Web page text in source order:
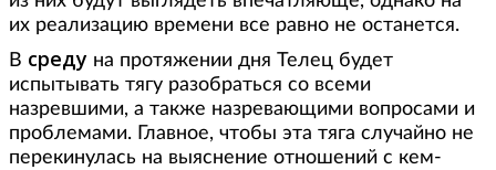
их реализацию времени все равно не останется.
В среду на протяжении дня Телец будет
испытывать тягу разобраться со всеми
назревшими, а также назревающими вопросами и
проблемами. Главное, чтобы эта тяга случайно не
перекинулась на выяснение отношений с кем-